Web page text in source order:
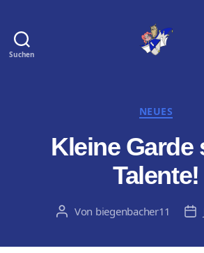
Suchen
V.
NEUES
Kleine Garde
Talente!
Beitragsautor
Von biegenbacher11